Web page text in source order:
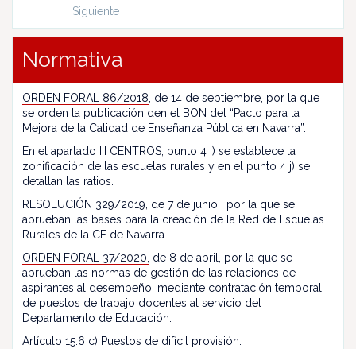
Siguiente
Normativa
ORDEN FORAL 86/2018 , de 14 de septiembre, por la que
se orden la publicación den el BON del “Pacto para la
Mejora de la Calidad de Enseñanza Pública en Navarra”.
En el apartado III CENTROS, punto 4 i) se establece la
zonificación de las escuelas rurales y en el punto 4 j) se
detallan las ratios.
RESOLUCIÓN 329/2019 , de 7 de junio, por la que se
aprueban las bases para la creación de la Red de Escuelas
Rurales de la CF de Navarra.
ORDEN FORAL 37/2020, de 8 de abril, por la que se
aprueban las normas de gestión de las relaciones de
aspirantes al desempeño, mediante contratación temporal,
de puestos de trabajo docentes al servicio del
Departamento de Educación.
Artículo 15.6 c) Puestos de difícil provisión.